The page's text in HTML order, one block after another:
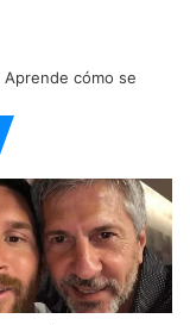
Aprende cómo se